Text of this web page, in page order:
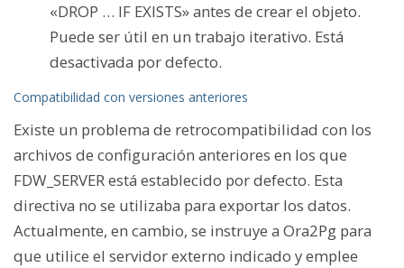
«DROP … IF EXISTS» antes de crear el objeto.
Puede ser útil en un trabajo iterativo. Está
desactivada por defecto.
Compatibilidad con versiones anteriores
Existe un problema de retrocompatibilidad con los
archivos de configuración anteriores en los que
FDW_SERVER está establecido por defecto. Esta
directiva no se utilizaba para exportar los datos.
Actualmente, en cambio, se instruye a Ora2Pg para
que utilice el servidor externo indicado y emplee